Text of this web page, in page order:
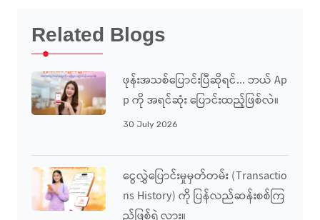
Related Blogs
ဖုန်းအသစ်ပြောင်းပြီဆိုရင်... ဘယ် Ap
P ကို အရင်ဆုံး ပြောင်းထည့်ဖြစ်လဲ။
30 July 2026
ငွေလွှဲပြောင်းမှုမှတ်တမ်း (Transactio
Ns History) ကို ပြန်လည်ဆန်းစစ်ကြ